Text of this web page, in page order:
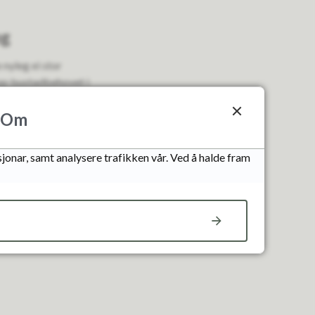
ei stor
bustadbehovet i
alle, men lokale
Om
samt analysere trafikken vår. Ved å halde fram